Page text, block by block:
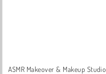
ASMR Makeover & Makeup Studio